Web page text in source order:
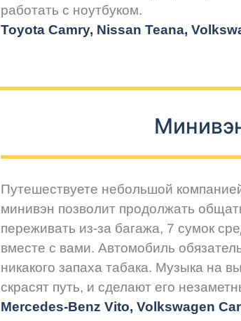
работать с ноутбуком.
Toyota Camry, Nissan Teana,
Путешествуете небольшой
минивэн позволит продолжать
переживать из-за багажа, 7 сумок
вместе с вами. Автомобиль
никакого запаха табака. Музыка на
скрасят путь, и сделают его
Mercedes-Benz Vito, Volkswagen